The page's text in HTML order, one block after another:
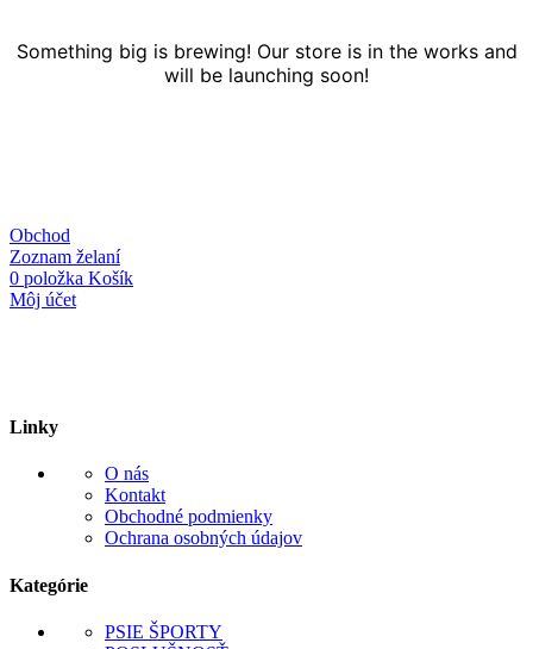
Something big is brewing! Our store is in the works and
will be launching soon!
Obchod
Zoznam želaní
0 položka Košík
Môj účet
Linky
O nás
Kontakt
Obchodné podmienky
Ochrana osobných údajov
Kategórie
PSIE ŠPORTY